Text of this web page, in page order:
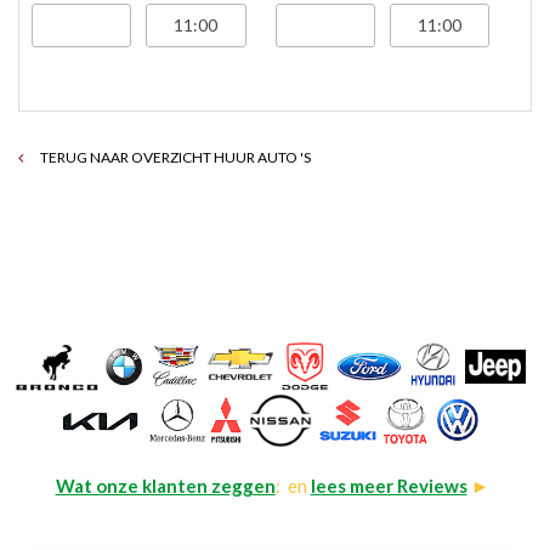
TERUG NAAR OVERZICHT HUUR AUTO 'S
Wat onze klanten zeggen: en lees meer Reviews►